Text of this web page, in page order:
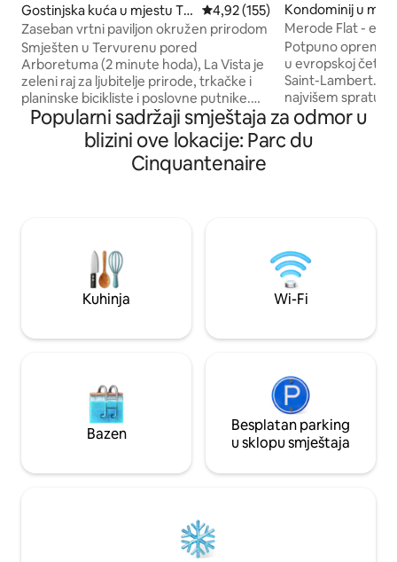
Gostinjska kuća u mjestu Te
rvuren
Prosječna ocjena: 4,92 od 5,
4,92 (155)
Zaseban vrtni paviljon okružen prirodom
Smješten u Tervurenu pored
Arboretuma (2 minute hoda), La Vista je
zeleni raj za ljubitelje prirode, trkačke i
planinske bicikliste i poslovne putnike.
Ima pristup prirodi, u kombinaciji s
udobnošću i seoskim ugođajem u blizini
grada (Brisel, Leuven i Wavre su udaljeni
samo 20 minuta). Zeleni paviljon ima
terasi, uživati u jedinstvenom i
zapanjujućem pogledu na livade.
Kondominij u
e-Saint-Lambert
Merode Flat -
Cinquantenaire
Potpuno
u evropskoj
Saint-Lambert. Stan koji se nalazi na 4. i
najvišem spratu
svijetao pogled.
Tongres i nudi
(centralni pristup
okruženju.
Popularni sadržaji smještaja za odmor u
blizini ove lokacije: Parc du
Cinquantenaire
Kuhinja Wi-Fi
Bazen
Besplatan parking
u sklopu smještaja